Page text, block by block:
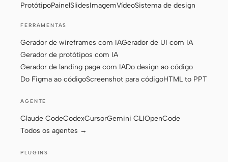
Criador solo
Marketing
FERRAMENTAS
com IA
Gerador de protótipos
com IA
Gerador de landing page
Do design ao código
ProtótipoPainelSlidesImagemVídeoSistema de design
FERRAMENTAS
Gerador de wireframes com IAGerador de UI com IA
Gerador de protótipos com IA
Gerador de landing page com IADo design ao código
Do Figma ao códigoScreenshot para códigoHTML to PPT
AGENTE
Claude CodeCodexCursorGemini CLIOpenCode
Todos os agentes →
PLUGINS